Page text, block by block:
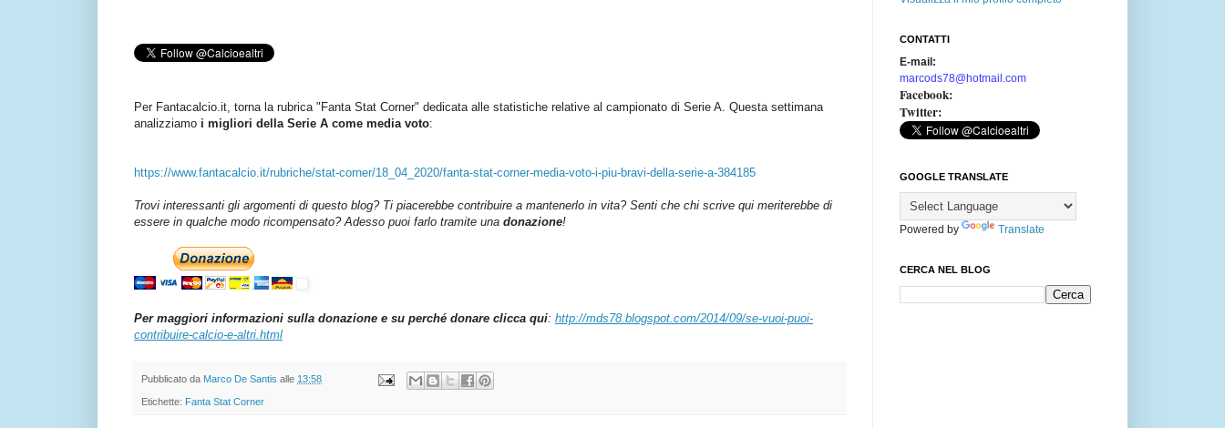
Per Fantacalcio.it, torna la rubrica "Fanta Stat Corner" dedicata alle statistiche relative al campionato di Serie A. Questa settimana
analizziamo i migliori della Serie A come media voto:
https://www.fantacalcio.it/rubriche/stat-corner/18_04_2020/fanta-stat-corner-media-voto-i-piu-bravi-della-serie-a-384185
Trovi interessanti gli argomenti di questo blog? Ti piacerebbe contribuire a mantenerlo in vita? Senti che chi scrive qui meriterebbe di
essere in qualche modo ricompensato? Adesso puoi farlo tramite una donazione!
Per maggiori informazioni sulla donazione e su perché donare clicca qui: http://mds78.blogspot.com/2014/09/se-vuoi-puoi-
contribuire-calcio-e-altri.html
Pubblicato da Marco De Santis alle 13:58
Etichette: Fanta Stat Corner
CONTATTI
E-mail:
marcods78@hotmail.com
Facebook:
Twitter:
GOOGLE TRANSLATE
Powered by Translate
CERCA NEL BLOG